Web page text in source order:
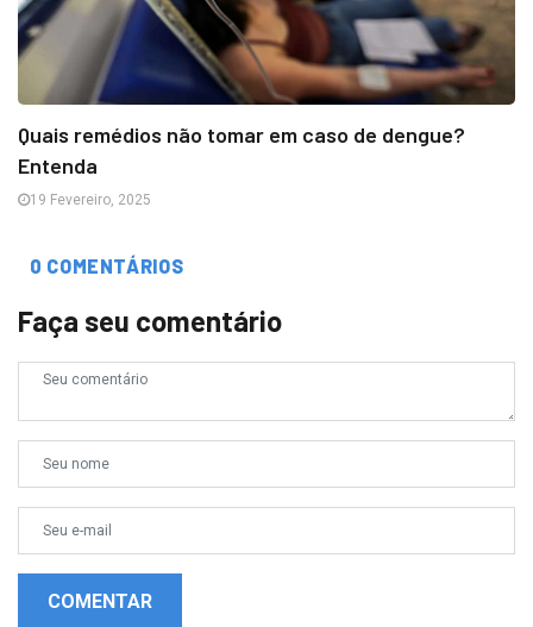
Quais remédios não tomar em caso de dengue?
Entenda
19 Fevereiro, 2025
0 COMENTÁRIOS
Faça seu comentário
COMENTAR